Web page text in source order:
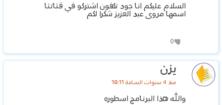
السلام عليكم انا جود تكفون اشتركو في قناتنا
اسمها مروى عبد العزيز شكرا لكم
0
يزن
منذ 4 سنوات الساعة 10:11
والله هذا البرنامج اسطوره